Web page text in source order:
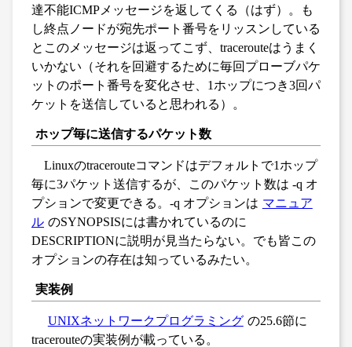
達不能ICMPメッセージを返してくる（はず）。も
し終点ノードが宛先ポート番号をリッスンしている
とこのメッセージは返ってこず、tracerouteはうまく
いかない（それを回避するために毎回プローブパケ
ットのポート番号を変化させ、1ホップにつき3回パ
ケットを送信していると思われる）。
ホップ毎に送信するパケット数
Linuxのtracerouteコマンドはデフォルトで1ホップ
毎に3パケット送信するが、このパケット数は -q オ
プションで変更できる。-q オプションは マニュア
ル のSYNOPSISには書かれているのに
DESCRIPTIONに説明が見当たらない。でも皆この
オプションの存在は知っているみたい。
実装例
UNIXネットワークプログラミング の25.6節に
tracerouteの実装例が載っている。